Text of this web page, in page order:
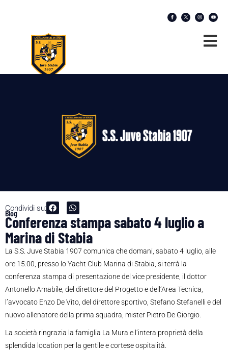
Condividi su:
Blog
Conferenza stampa sabato 4 luglio a
Marina di Stabia
La S.S. Juve Stabia 1907 comunica che domani, sabato 4 luglio, alle
ore 15:00, presso lo Yacht Club Marina di Stabia, si terrà la
conferenza stampa di presentazione del vice presidente, il dottor
Antonello Amabile, del direttore del Progetto e dell’Area Tecnica,
l’avvocato Enzo De Vito, del direttore sportivo, Stefano Stefanelli e del
nuovo allenatore della prima squadra, mister Pietro De Giorgio.
La società ringrazia la famiglia La Mura e l’intera proprietà della
splendida location per la gentile e cortese ospitalità.